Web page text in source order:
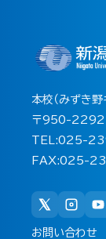
本校（みずき野
〒950-2292
TEL:025-
FAX:025-
お問い合わせ